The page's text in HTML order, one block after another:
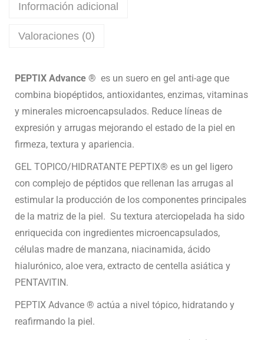
Información adicional
Valoraciones (0)
PEPTIX Advance ® es un suero en gel anti-age que
combina biopéptidos, antioxidantes, enzimas, vitaminas
y minerales microencapsulados. Reduce líneas de
expresión y arrugas mejorando el estado de la piel en
firmeza, textura y apariencia.
GEL TOPICO/HIDRATANTE PEPTIX® es un gel ligero
con complejo de péptidos que rellenan las arrugas al
estimular la producción de los componentes principales
de la matriz de la piel. Su textura aterciopelada ha sido
enriquecida con ingredientes microencapsulados,
células madre de manzana, niacinamida, ácido
hialurónico, aloe vera, extracto de centella asiática y
PENTAVITIN.
PEPTIX Advance ® actúa a nivel tópico, hidratando y
reafirmando la piel.